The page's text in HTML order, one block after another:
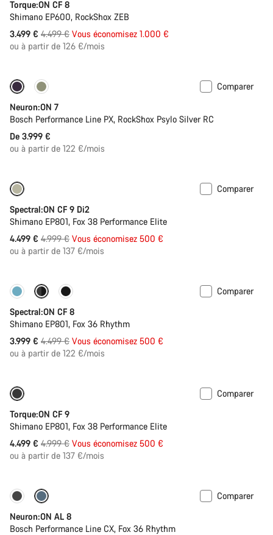
Torque:ON CF 8
Shimano EP600, RockShox ZEB
3.499 € Prix
4.499 € Vous économisez 1.000 €
ou à partir de 126 €/mois
Nouveau
Comparer
Neuron:ON 7
Bosch Performance Line PX, RockShox Psylo Silver RC
De 3.999 €
ou à partir de 122 €/mois
Comparer
Spectral:ON CF 9 Di2
Shimano EP801, Fox 38 Performance Elite
4.499 € Prix
4.999 € Vous économisez 500 €
ou à partir de 137 €/mois
-11% Nouvelle couleur disponible
Comparer
Spectral:ON CF 8
Shimano EP801, Fox 36 Rhythm
3.999 € Prix
4.499 € Vous économisez 500 €
ou à partir de 122 €/mois
Comparer
Torque:ON CF 9
Shimano EP801, Fox 38 Performance Elite
4.499 € Prix
4.999 € Vous économisez 500 €
ou à partir de 137 €/mois
-11%
Comparer
Neuron:ON AL 8
Bosch Performance Line CX, Fox 36 Rhythm